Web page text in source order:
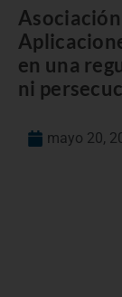
en una
ni
mayo 20,